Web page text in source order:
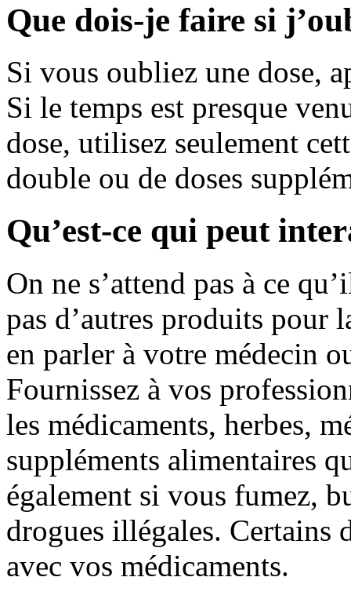
Que dois-je faire si
Si vous oubliez une dose,
Si le temps est presque
dose, utilisez seulement
double ou de doses
Qu’est-ce qui peut
On ne s’attend pas à ce
pas d’autres produits pour
en parler à votre médecin
Fournissez à vos
les médicaments, herbes,
suppléments alimentaires
également si vous fumez,
drogues illégales. Certains
avec vos médicaments.